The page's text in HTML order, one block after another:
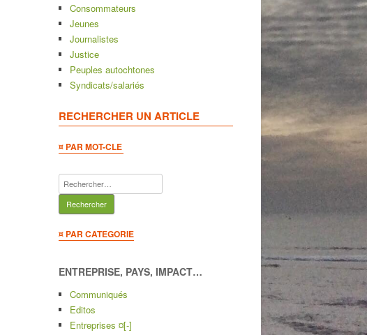
Consommateurs
Jeunes
Journalistes
Justice
Peuples autochtones
Syndicats/salariés
RECHERCHER UN ARTICLE
¤ PAR MOT-CLE
Rechercher :
¤ PAR CATEGORIE
ENTREPRISE, PAYS, IMPACT…
Communiqués
Editos
Entreprises ¤[-]